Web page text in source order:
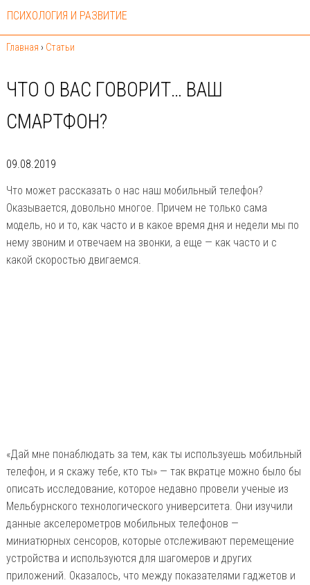
ПСИХОЛОГИЯ И РАЗВИТИЕ
Главная › Статьи
ЧТО О ВАС ГОВОРИТ… ВАШ
СМАРТФОН?
09.08.2019
Что может рассказать о нас наш мобильный телефон?
Оказывается, довольно многое. Причем не только сама
модель, но и то, как часто и в какое время дня и недели мы по
нему звоним и отвечаем на звонки, а еще — как часто и с
какой скоростью двигаемся.
«Дай мне понаблюдать за тем, как ты используешь мобильный
телефон, и я скажу тебе, кто ты» — так вкратце можно было бы
описать исследование, которое недавно провели ученые из
Мельбурнского технологического университета. Они изучили
данные акселерометров мобильных телефонов —
миниатюрных сенсоров, которые отслеживают перемещение
устройства и используются для шагомеров и других
приложений. Оказалось, что между показателями гаджетов и